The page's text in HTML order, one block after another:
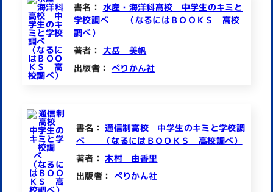
書名： 水産・海洋科高校 中学生のキミと
学校調べ （なるにはＢＯＯＫＳ 高校
調べ）
著者： 大岳 美帆
出版者： ぺりかん社
書名：通信制高校 中学生のキミと学校調
べ （なるにはＢＯＯＫＳ 高校調べ）
著者：木村 由香里
出版者： ぺりかん社